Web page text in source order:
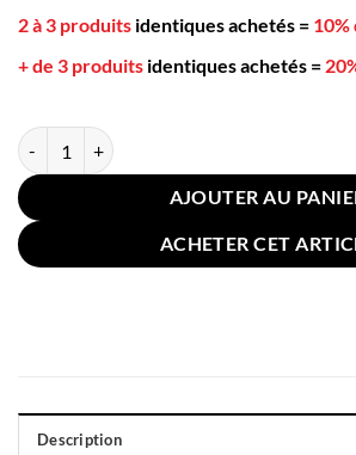
2 à 3 produits identiques achetés =
+ de 3 produits identiques achetés =
quantité de Taie Oreiller Soie Mûrier Noir
AJOUTER AU
ACHETER CET
Description